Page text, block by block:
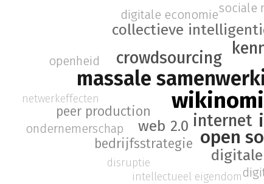
massale
open
internet
crowdsourcing
collectieve
web 2.0
bedrijfsstrategie
peer production
intellectueel eigendom
disruptie
ondernemerschap
digitale economie
netwerkeffecten
sociale
openheid